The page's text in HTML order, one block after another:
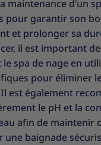
maintenance d’un
pour garantir son
et prolonger sa
il est important
spa de nage en
pour éliminer
est également
le pH et la
afin de maintenir
une baignade